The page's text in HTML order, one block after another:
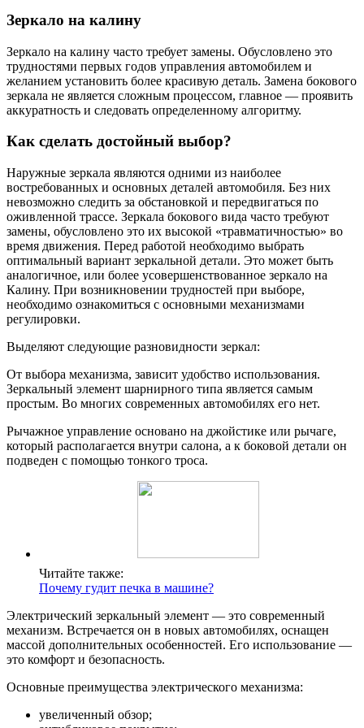
Зеркало на калину
Зеркало на калину часто требует замены. Обусловлено это
трудностями первых годов управления автомобилем и
желанием установить более красивую деталь. Замена бокового
зеркала не является сложным процессом, главное — проявить
аккуратность и следовать определенному алгоритму.
Как сделать достойный выбор?
Наружные зеркала являются одними из наиболее
востребованных и основных деталей автомобиля. Без них
невозможно следить за обстановкой и передвигаться по
оживленной трассе. Зеркала бокового вида часто требуют
замены, обусловлено это их высокой «травматичностью» во
время движения. Перед работой необходимо выбрать
оптимальный вариант зеркальной детали. Это может быть
аналогичное, или более усовершенствованное зеркало на
Калину. При возникновении трудностей при выборе,
необходимо ознакомиться с основными механизмами
регулировки.
Выделяют следующие разновидности зеркал:
От выбора механизма, зависит удобство использования.
Зеркальный элемент шарнирного типа является самым
простым. Во многих современных автомобилях его нет.
Рычажное управление основано на джойстике или рычаге,
который располагается внутри салона, а к боковой детали он
подведен с помощью тонкого троса.
Читайте также:
Почему гудит печка в машине?
Электрический зеркальный элемент — это современный
механизм. Встречается он в новых автомобилях, оснащен
массой дополнительных особенностей. Его использование —
это комфорт и безопасность.
Основные преимущества электрического механизма:
увеличенный обзор;